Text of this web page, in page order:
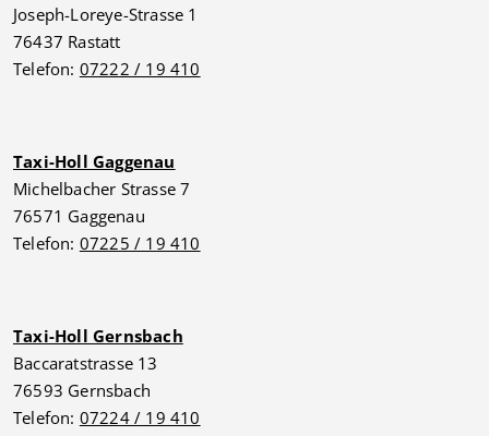
Joseph-Loreye-Strasse 1
76437 Rastatt
Telefon: 07222 / 19 410
Taxi-Holl Gaggenau
Michelbacher Strasse 7
76571 Gaggenau
Telefon: 07225 / 19 410
Taxi-Holl Gernsbach
Baccaratstrasse 13
76593 Gernsbach
Telefon: 07224 / 19 410